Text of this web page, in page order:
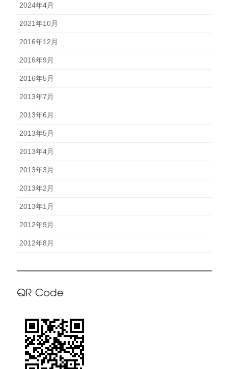
2024年4月
2021年10月
2016年12月
2016年9月
2016年5月
2013年7月
2013年6月
2013年5月
2013年4月
2013年3月
2013年2月
2013年1月
2012年9月
2012年8月
QR Code